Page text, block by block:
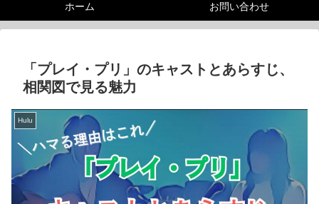
ホーム お問い合わせ
「プレイ・プリ」のキャストとあらすじ、
相関図で見る魅力
Hulu